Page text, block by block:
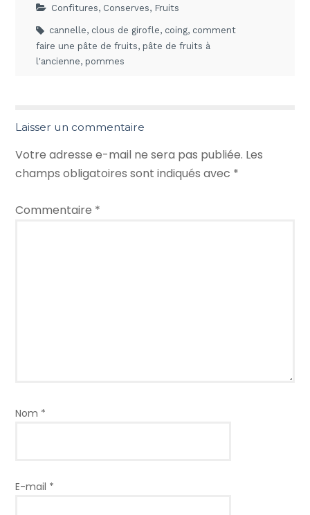
Confitures, Conserves, Fruits
cannelle, clous de girofle, coing, comment
faire une pâte de fruits, pâte de fruits à
l'ancienne, pommes
Laisser un commentaire
Votre adresse e-mail ne sera pas publiée. Les
champs obligatoires sont indiqués avec *
Commentaire *
Nom *
E-mail *